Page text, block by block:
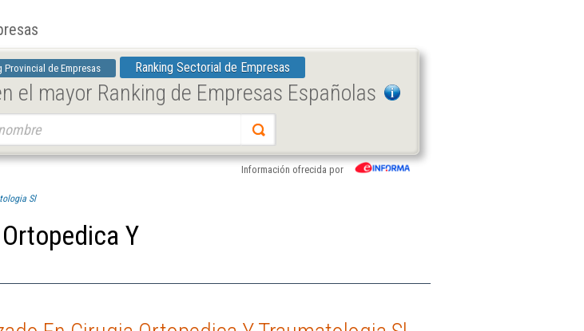
Provincial de Empresas Ranking Sectorial de Empresas
el mayor Ranking de Empresas Españolas
Información ofrecida por
Sl
Y